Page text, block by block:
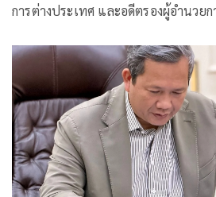
การต่างประเทศ และอดีตรองผู้อำนวย